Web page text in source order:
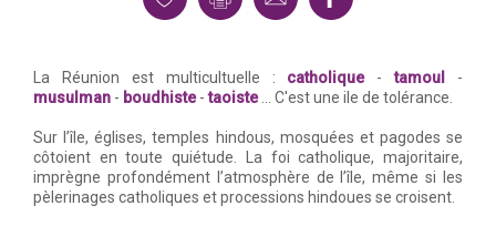
La Réunion est multicultuelle : catholique-tamoul
-
musulman - boudhiste -taoiste ... C'est une ile de tolérance.
Sur l’île, églises, temples hindous, mosquées et pagodes se
côtoient en toute quiétude. La foi catholique, majoritaire,
imprègne profondément l’atmosphère de l’île, même si les
pèlerinages catholiques et processions hindoues se croisent.